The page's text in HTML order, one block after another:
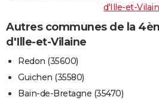
d'Ille-et-
Autres communes de la
d'Ille-et-Vilaine
Redon (35600)
Guichen (35580)
Bain-de-Bretagne (35470)